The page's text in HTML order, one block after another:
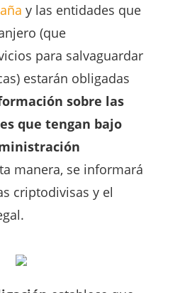
y las entidades que
(que
para salvaguardar
estarán obligadas
sobre las
que tengan bajo
manera, se informará
criptodivisas y el